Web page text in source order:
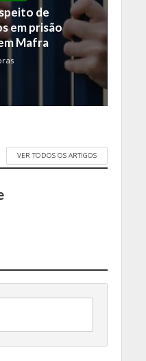
de
em prisão
Mafra
VER TODOS OS ARTIGOS